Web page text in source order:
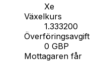
Xe
Växelkurs
1.333200
Överföringsavgift
0 GBP
Mottagaren får